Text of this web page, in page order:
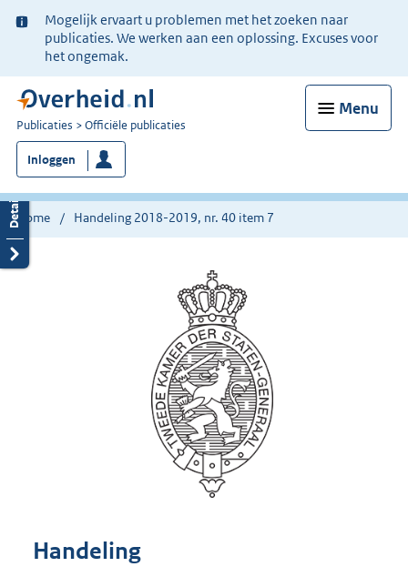
Ter
informatie:
Mogelijk ervaart u problemen met het zoeken naar
publicaties. We werken aan een oplossing. Excuses voor
het ongemak.
Menu
U
bent
nu
hier:
Publicaties Officiële publicaties
Inloggen
Home Handeling 2018-2019, nr. 40 item 7
Handeling